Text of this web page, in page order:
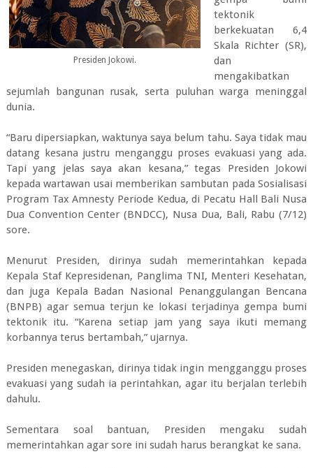
Presiden Jokowi.
tektonik
berkekuatan 6,4
Skala Richter (SR),
dan
mengakibatkan
sejumlah bangunan rusak, serta puluhan warga meninggal
dunia.
“Baru dipersiapkan, waktunya saya belum tahu. Saya tidak mau
datang kesana justru menganggu proses evakuasi yang ada.
Tapi yang jelas saya akan kesana,” tegas Presiden Jokowi
kepada wartawan usai memberikan sambutan pada Sosialisasi
Program Tax Amnesty Periode Kedua, di Pecatu Hall Bali Nusa
Dua Convention Center (BNDCC), Nusa Dua, Bali, Rabu (7/12)
sore.
Menurut Presiden, dirinya sudah memerintahkan kepada
Kepala Staf Kepresidenan, Panglima TNI, Menteri Kesehatan,
dan juga Kepala Badan Nasional Penanggulangan Bencana
(BNPB) agar semua terjun ke lokasi terjadinya gempa bumi
tektonik itu. “Karena setiap jam yang saya ikuti memang
korbannya terus bertambah,” ujarnya.
Presiden menegaskan, dirinya tidak ingin mengganggu proses
evakuasi yang sudah ia perintahkan, agar itu berjalan terlebih
dahulu.
Sementara soal bantuan, Presiden mengaku sudah
memerintahkan agar sore ini sudah harus berangkat ke sana.